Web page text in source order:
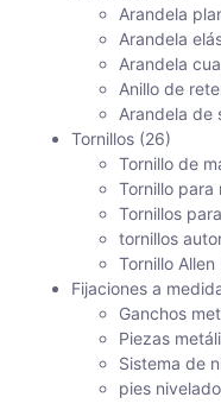
Arandela
Arandela
Arandela
Anillo de
Arandela de
Tornillos (26)
Tornillo de
Tornillo para
Tornillos
tornillos
Tornillo Allen
Fijaciones a
Ganchos
Piezas
Sistema de
pies